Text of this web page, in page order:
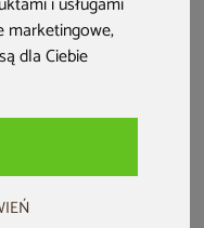
marketingowe,
dla Ciebie
zalety sauny fińskiej